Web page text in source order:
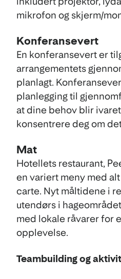
mikrofon og skjerm/
Konferansevert
En konferansevert er
arrangementets
planlagt.
planlegging til
at dine behov blir
konsentrere deg om
Mat
Hotellets restaurant,
en variert meny med
carte. Nyt måltidene i
utendørs i
med lokale råvarer for
opplevelse.
Teambuilding og